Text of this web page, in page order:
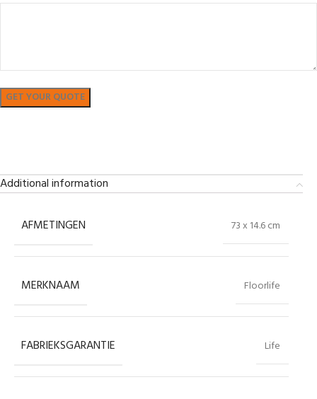
Additional information
AFMETINGEN 73 x 14.6 cm
MERKNAAM Floorlife
FABRIEKSGARANTIE Life